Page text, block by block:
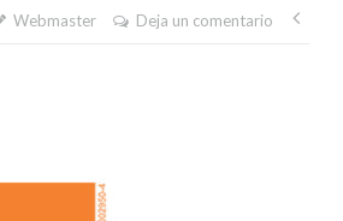
Webmaster Deja un comentario